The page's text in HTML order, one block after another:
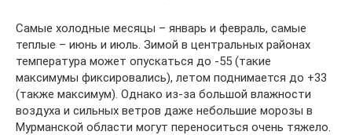
Самые холодные месяцы – январь и февраль, самые
теплые – июнь и июль. Зимой в центральных районах
температура может опускаться до -55 (такие
максимумы фиксировались), летом поднимается до +33
(также максимум). Однако из-за большой влажности
воздуха и сильных ветров даже небольшие морозы в
Мурманской области могут переноситься очень тяжело.